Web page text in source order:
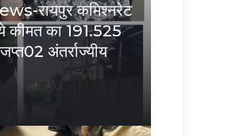
रायपुर कमिश्नरेट
कीमत का 191.525
अंतर्राज्यीय